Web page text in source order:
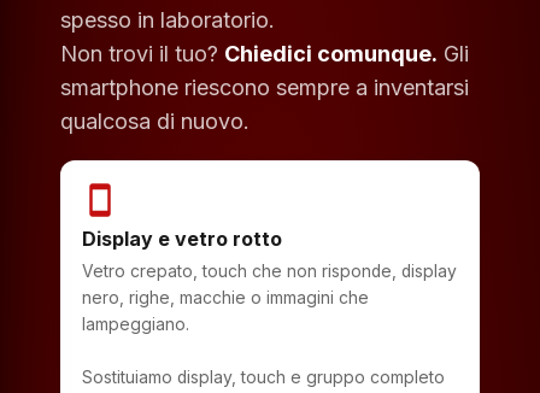
spesso in laboratorio.
Non trovi il tuo? Chiedici comunque. Gli
smartphone riescono sempre a inventarsi
qualcosa di nuovo.
smartphone
Display e vetro rotto
Vetro crepato, touch che non risponde, display
nero, righe, macchie o immagini che
lampeggiano.
Sostituiamo display, touch e gruppo completo